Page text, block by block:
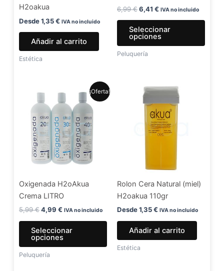
H2oakua
Desde1,35€ IVA no incluido
Añadir al carrito
Estética
6,99€6,41 € IVA no incluido
Seleccionar
opciones
en
Peluquería
¡Oferta!
Oxigenada H2oAkua
Crema LITRO
5,99€
original
era:
5,99 €.
4,99 €
precio
actual
4,99 €.
IVA no incluido
Seleccionar
opciones
Este
producto
pueden
elegir
la
página
de
Peluquería
Rolon Cera Natural (miel)
H2oakua 110gr
Desde1,35€ IVA no incluido
Añadir al carrito
Estética